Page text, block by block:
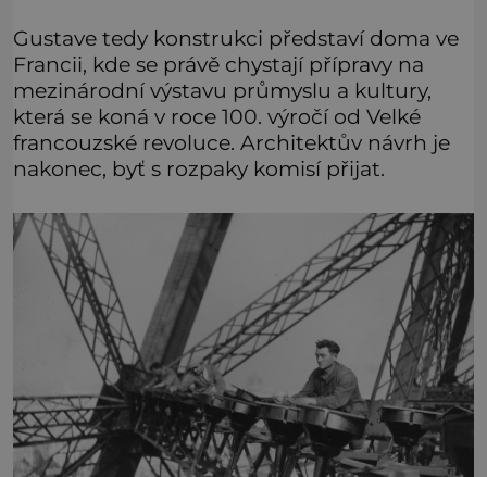
Gustave tedy konstrukci představí doma ve
Francii, kde se právě chystají přípravy na
mezinárodní výstavu průmyslu a kultury,
která se koná v roce 100. výročí od Velké
francouzské revoluce. Architektův návrh je
nakonec, byť s rozpaky komisí přijat.